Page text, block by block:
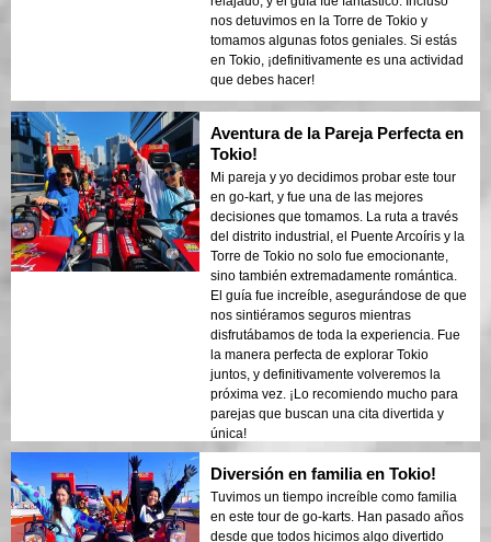
nos detuvimos en la Torre de Tokio y
tomamos algunas fotos geniales. Si estás
en Tokio, ¡definitivamente es una actividad
que debes hacer!
Aventura de la Pareja Perfecta en
Tokio!
Mi pareja y yo decidimos probar este tour
en go-kart, y fue una de las mejores
decisiones que tomamos. La ruta a través
del distrito industrial, el Puente Arcoíris y la
Torre de Tokio no solo fue emocionante,
sino también extremadamente romántica.
El guía fue increíble, asegurándose de que
nos sintiéramos seguros mientras
disfrutábamos de toda la experiencia. Fue
la manera perfecta de explorar Tokio
juntos, y definitivamente volveremos la
próxima vez. ¡Lo recomiendo mucho para
parejas que buscan una cita divertida y
única!
Diversión en familia en Tokio!
Tuvimos un tiempo increíble como familia
en este tour de go-karts. Han pasado años
desde que todos hicimos algo divertido